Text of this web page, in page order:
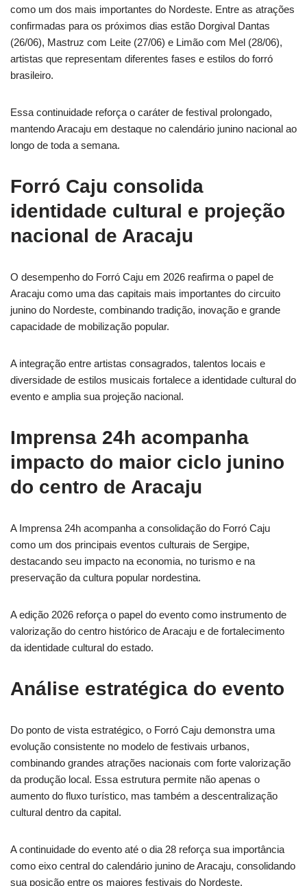
como um dos mais importantes do Nordeste. Entre as atrações
confirmadas para os próximos dias estão Dorgival Dantas
(26/06), Mastruz com Leite (27/06) e Limão com Mel (28/06),
artistas que representam diferentes fases e estilos do forró
brasileiro.
Essa continuidade reforça o caráter de festival prolongado,
mantendo Aracaju em destaque no calendário junino nacional ao
longo de toda a semana.
Forró Caju consolida
identidade cultural e projeção
nacional de Aracaju
O desempenho do Forró Caju em 2026 reafirma o papel de
Aracaju como uma das capitais mais importantes do circuito
junino do Nordeste, combinando tradição, inovação e grande
capacidade de mobilização popular.
A integração entre artistas consagrados, talentos locais e
diversidade de estilos musicais fortalece a identidade cultural do
evento e amplia sua projeção nacional.
Imprensa 24h acompanha
impacto do maior ciclo junino
do centro de Aracaju
A Imprensa 24h acompanha a consolidação do Forró Caju
como um dos principais eventos culturais de Sergipe,
destacando seu impacto na economia, no turismo e na
preservação da cultura popular nordestina.
A edição 2026 reforça o papel do evento como instrumento de
valorização do centro histórico de Aracaju e de fortalecimento
da identidade cultural do estado.
Análise estratégica do evento
Do ponto de vista estratégico, o Forró Caju demonstra uma
evolução consistente no modelo de festivais urbanos,
combinando grandes atrações nacionais com forte valorização
da produção local. Essa estrutura permite não apenas o
aumento do fluxo turístico, mas também a descentralização
cultural dentro da capital.
A continuidade do evento até o dia 28 reforça sua importância
como eixo central do calendário junino de Aracaju, consolidando
sua posição entre os maiores festivais do Nordeste.